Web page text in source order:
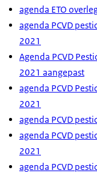
agenda ETO
agenda PCVD
2021
Agenda PCVD
2021 aangepast
agenda PCVD
2021
agenda PCVD
agenda PCVD
2021
agenda PCVD